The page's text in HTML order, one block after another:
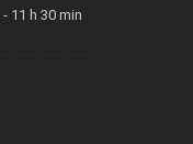
- 11 h 30 min